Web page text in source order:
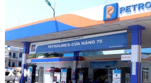
nay, cuối tuần chuyển nắng nóng
07/08/2026 04:41
Tiến "Bịp" hầu tòa trong vụ
án tổ chức sử dụng trái phép chất